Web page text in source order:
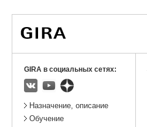
GIRA в социальных сетях:
Подразделы
Назначение, описание
Обучение